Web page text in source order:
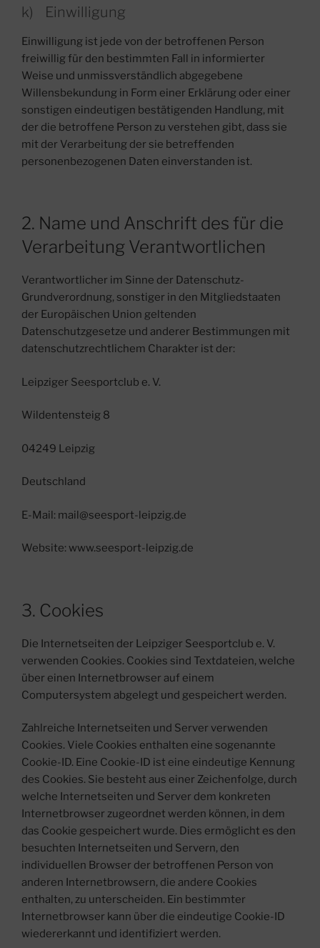
k) Einwilligung
Einwilligung ist jede von der betroffenen Person
freiwillig für den bestimmten Fall in informierter
Weise und unmissverständlich abgegebene
Willensbekundung in Form einer Erklärung oder einer
sonstigen eindeutigen bestätigenden Handlung, mit
der die betroffene Person zu verstehen gibt, dass sie
mit der Verarbeitung der sie betreffenden
personenbezogenen Daten einverstanden ist.
2. Name und Anschrift des für die
Verarbeitung Verantwortlichen
Verantwortlicher im Sinne der Datenschutz-
Grundverordnung, sonstiger in den Mitgliedstaaten
der Europäischen Union geltenden
Datenschutzgesetze und anderer Bestimmungen mit
datenschutzrechtlichem Charakter ist der:
Leipziger Seesportclub e. V.
Wildentensteig 8
04249 Leipzig
Deutschland
E-Mail: mail@seesport-leipzig.de
Website: www.seesport-leipzig.de
3. Cookies
Die Internetseiten der Leipziger Seesportclub e. V.
verwenden Cookies. Cookies sind Textdateien, welche
über einen Internetbrowser auf einem
Computersystem abgelegt und gespeichert werden.
Zahlreiche Internetseiten und Server verwenden
Cookies. Viele Cookies enthalten eine sogenannte
Cookie-ID. Eine Cookie-ID ist eine eindeutige Kennung
des Cookies. Sie besteht aus einer Zeichenfolge, durch
welche Internetseiten und Server dem konkreten
Internetbrowser zugeordnet werden können, in dem
das Cookie gespeichert wurde. Dies ermöglicht es den
besuchten Internetseiten und Servern, den
individuellen Browser der betroffenen Person von
anderen Internetbrowsern, die andere Cookies
enthalten, zu unterscheiden. Ein bestimmter
Internetbrowser kann über die eindeutige Cookie-ID
wiedererkannt und identifiziert werden.